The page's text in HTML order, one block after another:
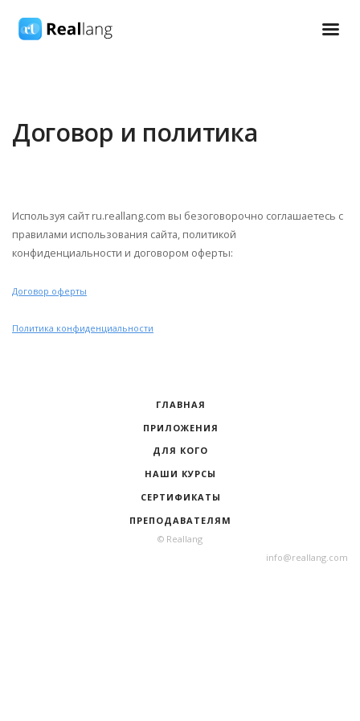
Договор и политика
Используя сайт ru.reallang.com вы безоговорочно соглашаетесь с
правилами использования сайта, политикой
конфиденциальности и договором оферты:
Договор оферты
Политика конфиденциальности
ГЛАВНАЯ
ПРИЛОЖЕНИЯ
ДЛЯ КОГО
НАШИ КУРСЫ
СЕРТИФИКАТЫ
ПРЕПОДАВАТЕЛЯМ
© Reallang
info@reallang.com